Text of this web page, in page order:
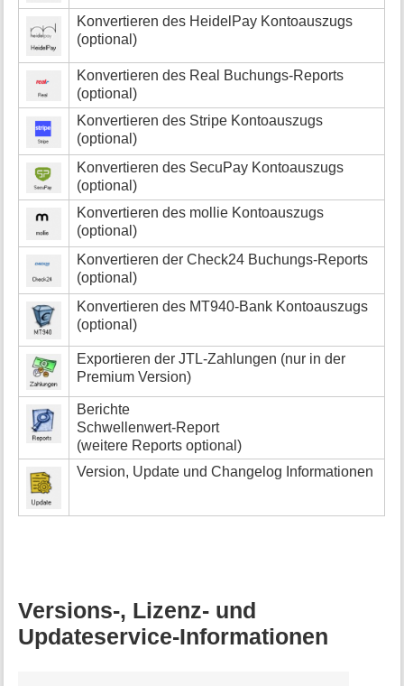
Konvertieren des HeidelPay Kontoauszugs
(optional)
Konvertieren des Real Buchungs-Reports
(optional)
Konvertieren des Stripe Kontoauszugs
(optional)
Konvertieren des SecuPay Kontoauszugs
(optional)
Konvertieren des mollie Kontoauszugs
(optional)
Konvertieren der Check24 Buchungs-Reports
(optional)
Konvertieren des MT940-Bank Kontoauszugs
(optional)
Exportieren der JTL-Zahlungen (nur in der
Premium Version)
Berichte
Schwellenwert-Report
(weitere Reports optional)
Version, Update und Changelog Informationen
Versions-, Lizenz- und
Updateservice-Informationen